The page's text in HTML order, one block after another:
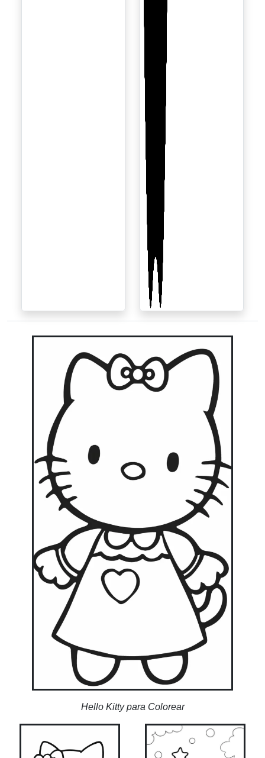
Hello Kitty para Colorear